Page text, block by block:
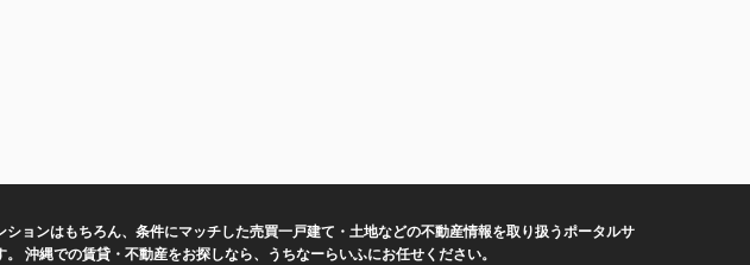
ョンはもちろん、条件にマッチした売買一戸建て・土地などの不動産情報を取り扱うポータルサ
沖縄での賃貸・不動産をお探しなら、うちなーらいふにお任せください。